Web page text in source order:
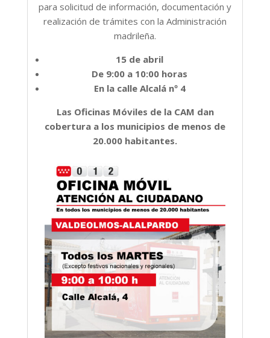
para solicitud de información, documentación y
realización de trámites con la Administración
madrileña.
15 de abril
De 9:00 a 10:00 horas
En la calle Alcalá nº 4
Las Oficinas Móviles de la CAM dan
cobertura a los municipios de menos de
20.000 habitantes.